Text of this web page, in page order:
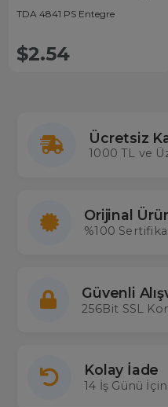
TDA 4841 PS Entegre
$2.54
Ücretsiz
1000 TL ve
Orijinal
%100
Güvenli
256Bit SSL
Kolay İade
14 İş Günü